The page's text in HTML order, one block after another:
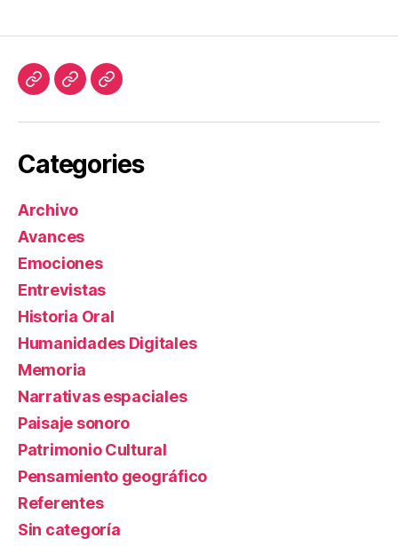
Investigación
Lecturas
Blog
Categories
Archivo
Avances
Emociones
Entrevistas
Historia Oral
Humanidades Digitales
Memoria
Narrativas espaciales
Paisaje sonoro
Patrimonio Cultural
Pensamiento geográfico
Referentes
Sin categoría